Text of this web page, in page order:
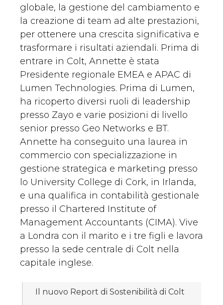
globale, la gestione del cambiamento e
la creazione di team ad alte prestazioni,
per ottenere una crescita significativa e
trasformare i risultati aziendali. Prima di
entrare in Colt, Annette è stata
Presidente regionale EMEA e APAC di
Lumen Technologies. Prima di Lumen,
ha ricoperto diversi ruoli di leadership
presso Zayo e varie posizioni di livello
senior presso Geo Networks e BT.
Annette ha conseguito una laurea in
commercio con specializzazione in
gestione strategica e marketing presso
lo University College di Cork, in Irlanda,
e una qualifica in contabilità gestionale
presso il Chartered Institute of
Management Accountants (CIMA). Vive
a Londra con il marito e i tre figli e lavora
presso la sede centrale di Colt nella
capitale inglese.
Il nuovo Report di Sostenibilità di Colt